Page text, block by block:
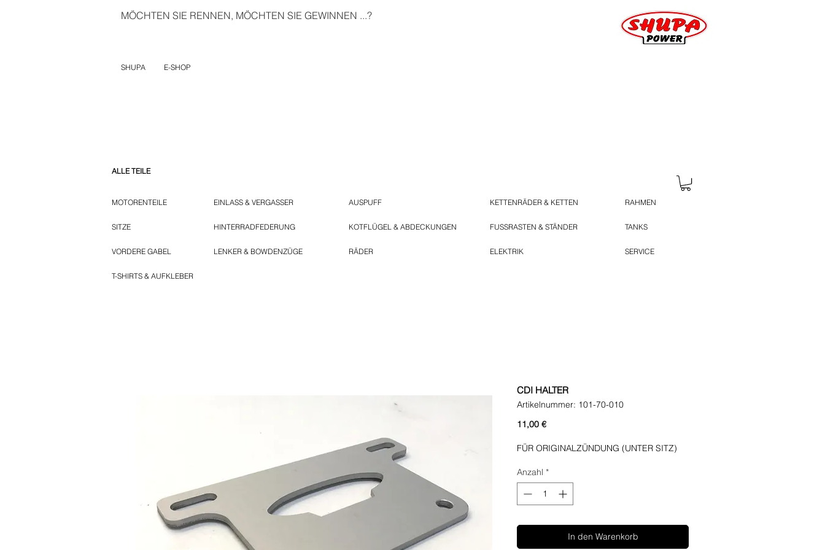
MÖCHTEN SIE RENNEN, MÖCHTEN SIE GEWINNEN ...?
SHUPA E-SHOP
ALLE TEILE
MOTORENTEILE
SITZE
VORDERE GABEL
EINLASS & VERGASSER
HINTERRADFEDERUNG
LENKER & BOWDENZÜGE
AUSPUFF
KOTFLÜGEL & ABDECKUNGEN
RÄDER
KETTENRÄDER & KETTEN
FUSSRASTEN & STÄNDER
ELEKTRIK
RAHMEN
TANKS
SERVICE
T-SHIRTS & AUFKLEBER
CDI HALTER
Artikelnummer: 101-70-010
11,00 €Preis
FÜR ORIGINALZÜNDUNG (UNTER SITZ)
Anzahl *
In den Warenkorb